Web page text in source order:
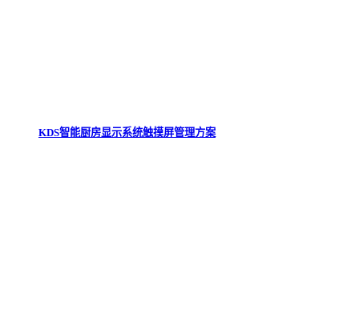
KDS智能厨房显示系统触摸屏管理方案